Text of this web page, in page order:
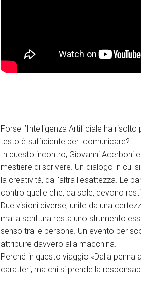
Forse l’Intelligenza Artificiale ha
testo è sufficiente per comunicare?
In questo incontro, Giovanni Acerboni
mestiere di scrivere. Un dialogo in cui
la creatività, dall'altra l'esattezza. Le
contro quelle che, da sole, devono
Due visioni diverse, unite da una
ma la scrittura resta uno strumento
senso tra le persone. Un evento per
attribuire davvero alla macchina.
Perché in questo viaggio «Dalla
caratteri, ma chi si prende la